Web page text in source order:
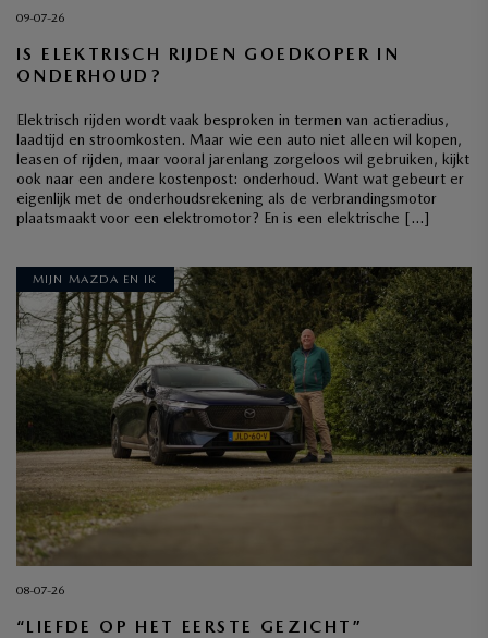
09-07-26
IS ELEKTRISCH RIJDEN GOEDKOPER IN
ONDERHOUD?
Elektrisch rijden wordt vaak besproken in termen van actieradius,
laadtijd en stroomkosten. Maar wie een auto niet alleen wil kopen,
leasen of rijden, maar vooral jarenlang zorgeloos wil gebruiken, kijkt
ook naar een andere kostenpost: onderhoud. Want wat gebeurt er
eigenlijk met de onderhoudsrekening als de verbrandingsmotor
plaatsmaakt voor een elektromotor? En is een elektrische […]
MIJN MAZDA EN IK
08-07-26
“LIEFDE OP HET EERSTE GEZICHT”